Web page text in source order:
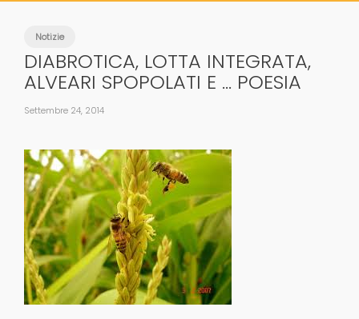
Notizie
DIABROTICA, LOTTA INTEGRATA,
ALVEARI SPOPOLATI E … POESIA
Settembre 24, 2014